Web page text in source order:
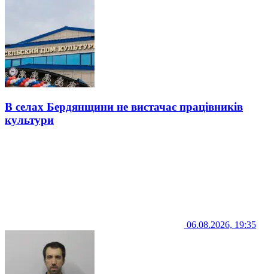
В селах Бердянщини не вистачає працівників
культури
06.08.2026, 19:35